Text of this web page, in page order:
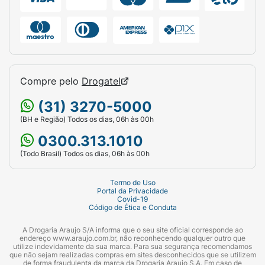
Marca:
Leo&Leo.
Linha:Escolar Plus.
Produto:Tesoura Escolar Infantil.
Tamanho Total:
13 cm.
Cor do Cabo: Azul.
Material da Lâmina: Aço Inox.
Diferencial da Lâmina:Possui gravação de
régua (escala de 5cm).
Tipo de Ponta:Arredondada (Maior
segurança).
Apresentação:Embalagem blister contendo
1 unidade.
Compre pelo Drogatel
(31) 3270-5000
(BH e Região) Todos os dias, 06h às 00h
0300.313.1010
(Todo Brasil) Todos os dias, 06h às 00h
Termo de Uso
Portal da Privacidade
Covid-19
Código de Ética e Conduta
A Drogaria Araujo S/A informa que o seu site oficial corresponde ao
endereço www.araujo.com.br, não reconhecendo qualquer outro que
utilize indevidamente da sua marca. Para sua segurança recomendamos
que não sejam realizadas compras em sites desconhecidos que se utilizem
de forma fraudulenta da marca da Drogaria Araujo S.A. Em caso de